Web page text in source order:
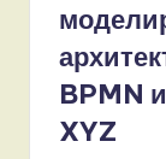
BPMN
XYZ